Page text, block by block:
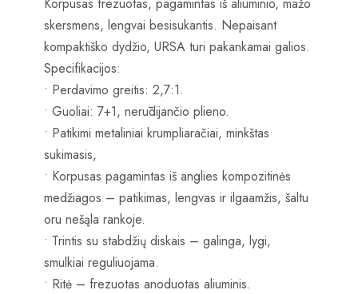
skersmens, lengvai besisukantis. Nepaisant
kompaktiško dydžio, URSA turi pakankamai galios.
Specifikacijos:
• Perdavimo greitis: 2,7:1.
• Guoliai: 7+1, nerūdijančio plieno.
• Patikimi metaliniai krumpliaračiai, minkštas
sukimasis,
• Korpusas pagamintas iš anglies kompozitinės
medžiagos – patikimas, lengvas ir ilgaamžis, šaltu
oru nešąla rankoje.
• Trintis su stabdžių diskais – galinga, lygi,
smulkiai reguliuojama.
• Ritė – frezuotas anoduotas aliuminis.